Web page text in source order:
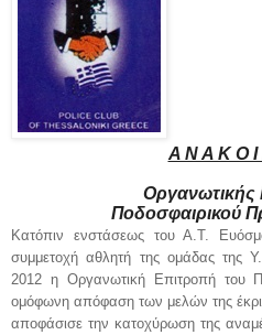
Α Ν Α Κ Ο
Οργανωτικής
Ποδοσφαιρικού
Κατόπιν ενστάσεως του Α.Τ.
συμμετοχή αθλητή της ομάδας της
2012 η Οργανωτική Επιτροπή του
ομόφωνη απόφαση των μελών της
αποφάσισε την κατοχύρωση της